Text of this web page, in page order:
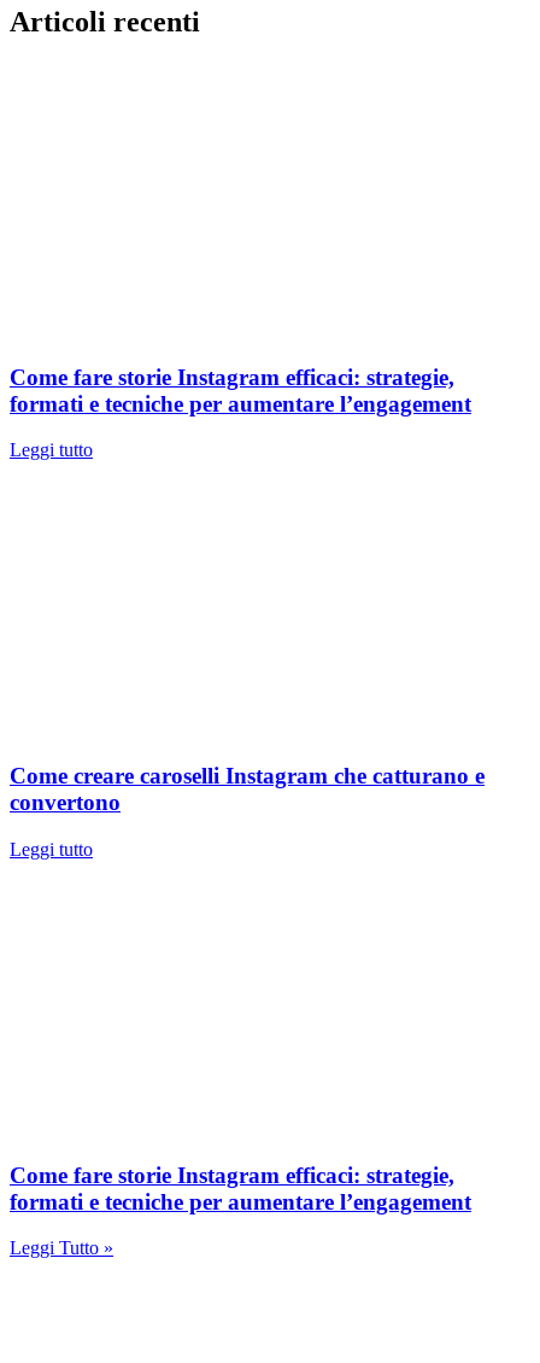
Articoli recenti
Come fare storie Instagram efficaci: strategie,
formati e tecniche per aumentare l’engagement
Leggi tutto
Come creare caroselli Instagram che catturano e
convertono
Leggi tutto
Come fare storie Instagram efficaci: strategie,
formati e tecniche per aumentare l’engagement
Leggi Tutto »